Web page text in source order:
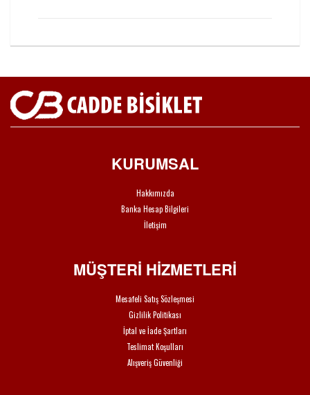
KURUMSAL
Hakkımızda
Banka Hesap Bilgileri
İletişim
MÜŞTERİ HİZMETLERİ
Mesafeli Satış Sözleşmesi
Gizlilik Politikası
İptal ve İade Şartları
Teslimat Koşulları
Alışveriş Güvenliği